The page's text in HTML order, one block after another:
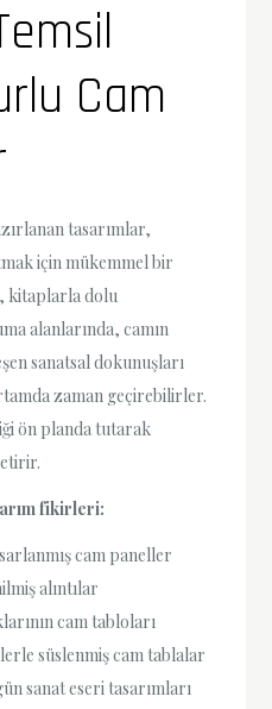
Cam
tasarımlar,
için mükemmel bir
kitaplarla dolu
alanlarında, camın
sanatsal dokunuşları
zaman geçirebilirler.
ön planda tutarak
fikirleri:
cam paneller
alıntılar
cam tabloları
süslenmiş cam tablalar
sanat eseri tasarımları